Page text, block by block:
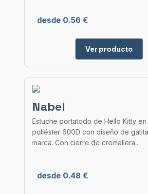
desde 0.56 €
Ver producto
Nabel
Estuche portatodo de Hello Kitty
poliéster 600D con diseño de
marca. Con cierre de cremallera...
desde 0.48 €